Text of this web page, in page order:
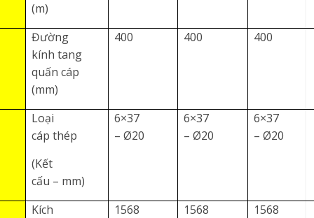
(m)
Đường
kính tang
quấn cáp
(mm)
400 400 400
Loại
cáp thép
(Kết
cấu – mm)
6×37
– Ø20
6×37
– Ø20
6×37
– Ø20
Kích
1568
1568
1568